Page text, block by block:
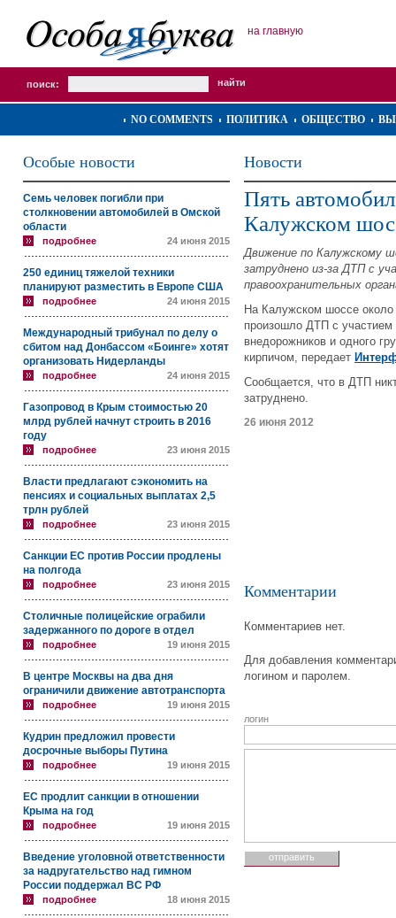
на главную
поиск:
NO COMMENTS ПОЛИТИКА ОБЩЕСТВО
Особые новости
Семь человек погибли при
столкновении автомобилей в Омской
области
подробнее 24 июня 2015
250 единиц тяжелой техники
планируют разместить в Европе США
подробнее 24 июня 2015
Международный трибунал по делу о
сбитом над Донбассом «Боинге» хотят
организовать Нидерланды
подробнее 24 июня 2015
Газопровод в Крым стоимостью 20
млрд рублей начнут строить в 2016
году
подробнее 23 июня 2015
Власти предлагают сэкономить на
пенсиях и социальных выплатах 2,5
трлн рублей
подробнее 23 июня 2015
Санкции ЕС против России продлены
на полгода
подробнее 23 июня 2015
Столичные полицейские ограбили
задержанного по дороге в отдел
подробнее 19 июня 2015
В центре Москвы на два дня
ограничили движение автотранспорта
подробнее 19 июня 2015
Кудрин предложил провести
досрочные выборы Путина
подробнее 19 июня 2015
ЕС продлит санкции в отношении
Крыма на год
подробнее 19 июня 2015
Введение уголовной ответственности
за надругательство над гимном
России поддержал ВС РФ
подробнее 18 июня 2015
Новости
Пять
Калужском
Движение по Калужскому
затруднено из-за ДТП с
правоохранительных
На Калужском шоссе около
произошло ДТП с участием
внедорожников и одного
кирпичом, передает
Сообщается, что в ДТП
затруднено.
26 июня 2012
Комментарии
Комментариев нет.
Для добавления
логином и паролем.
логин